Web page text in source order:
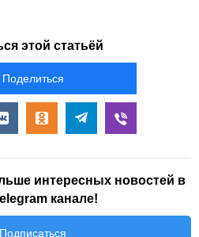
этой статьёй
Поделиться
интересных новостей в
канале!
Подписаться